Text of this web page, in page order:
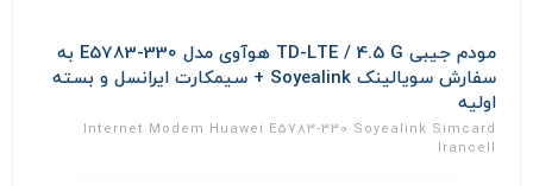
مودم جیبی TD-LTE / 4.5 G هوآوی مدل E5783-330 به
سفارش سویالینک Soyealink + سیمکارت ایرانسل و بسته
اولیه
Internet Modem Huawei E5783-330 Soyealink Simcard
Irancell